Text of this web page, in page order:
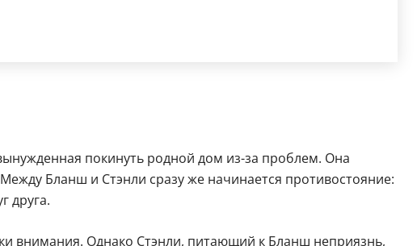
покинуть родной дом из-за проблем. Она
Бланш и Стэнли сразу же начинается противостояние:
друга.
внимания. Однако Стэнли, питающий к Бланш неприязнь,